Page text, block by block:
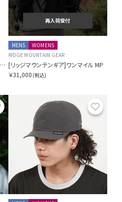
[リッジマウンテンギア]トラベルポーチプラス
再入荷受付
MENS
WOMENS
RIDGE MOUNTAIN GEAR
[リッジマウンテンギア]ワンマイル MP
￥31,000 (税込)
お気に入り